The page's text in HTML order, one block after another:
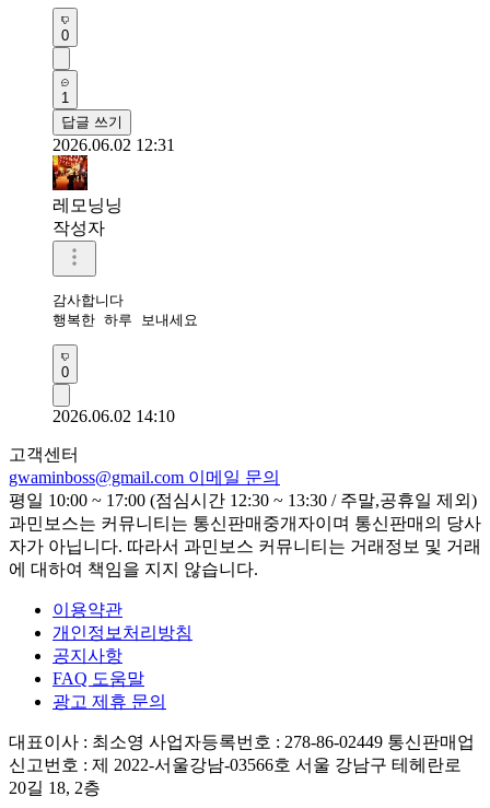
0
1
답글 쓰기
2026.06.02 12:31
레모닝닝
작성자
감사합니다
행복한 하루 보내세요
0
2026.06.02 14:10
고객센터
gwaminboss@gmail.com 이메일 문의
평일 10:00 ~ 17:00 (점심시간 12:30 ~ 13:30 / 주말,공휴일 제외)
과민보스는 커뮤니티는 통신판매중개자이며 통신판매의 당사
자가 아닙니다. 따라서 과민보스 커뮤니티는 거래정보 및 거래
에 대하여 책임을 지지 않습니다.
이용약관
개인정보처리방침
공지사항
FAQ 도움말
광고 제휴 문의
대표이사 : 최소영 사업자등록번호 : 278-86-02449 통신판매업
신고번호 : 제 2022-서울강남-03566호 서울 강남구 테헤란로
20길 18, 2층